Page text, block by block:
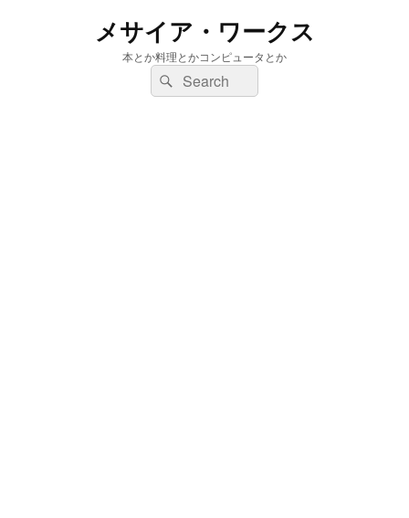
メサイア・ワークス
本とか料理とかコンピュータとか
検
索:
検
索